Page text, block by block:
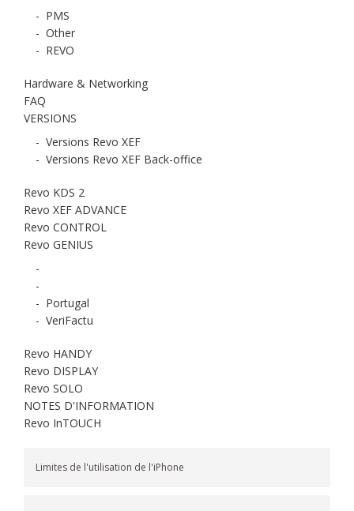
- PMS
- Other
- REVO
Hardware & Networking
FAQ
VERSIONS
- Versions Revo XEF
- Versions Revo XEF Back-office
Revo KDS 2
Revo XEF ADVANCE
Revo CONTROL
Revo GENIUS
-
-
- Portugal
- VeriFactu
Revo HANDY
Revo DISPLAY
Revo SOLO
NOTES D'INFORMATION
Revo InTOUCH
Limites de l'utilisation de l'iPhone